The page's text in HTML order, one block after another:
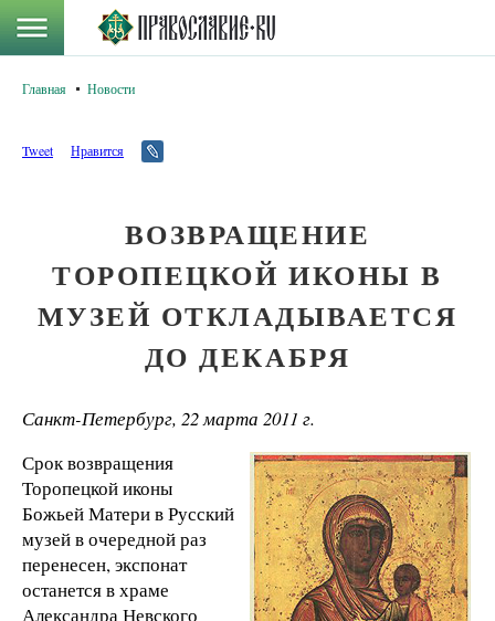
Главная Новости
Tweet Нравится
ВОЗВРАЩЕНИЕ
ТОРОПЕЦКОЙ ИКОНЫ В
МУЗЕЙ ОТКЛАДЫВАЕТСЯ
ДО ДЕКАБРЯ
Санкт-Петербург, 22 марта 2011 г.
Срок возвращения
Торопецкой иконы
Божьей Матери в Русский
музей в очередной раз
перенесен, экспонат
останется в храме
Александра Невского